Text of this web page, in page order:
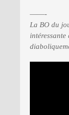
——-
La BO du